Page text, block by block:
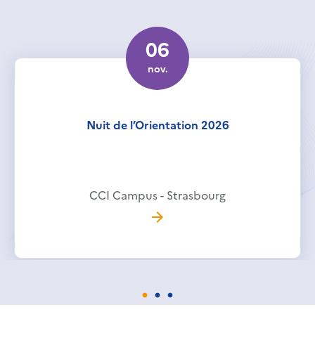
06
nov.
Nuit de l’Orientation 2026
CCI Campus - Strasbourg